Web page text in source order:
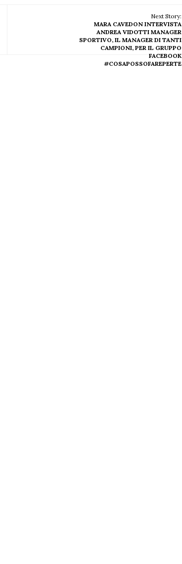
Next Story:
MARA CAVEDON INTERVISTA
ANDREA VIDOTTI MANAGER
SPORTIVO, IL MANAGER DI TANTI
CAMPIONI, PER IL GRUPPO
FACEBOOK
#COSAPOSSOFAREPERTE​